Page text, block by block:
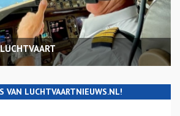
VAN LUCHTVAARTNIEUWS.NL!